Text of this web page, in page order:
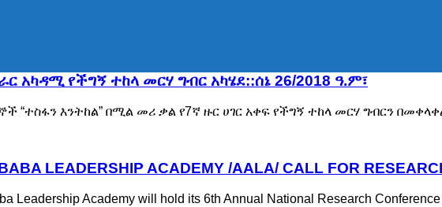
አካዳሚ የችግኝ ተከላ መርሃ ግብር አካሄደ::ሰኔ 26/2018 ዓ.ም፣
“ተስፋን እንትከል” በሚል መሪ ቃል የ7ኛ ዙር ሀገር አቀፍ የችግኝ ተከላ መርሃ ግብርን
LEADERSHIP ACADEMY /AALA/ CALL FOR
Leadership Academy will hold its 6th Annual National Research